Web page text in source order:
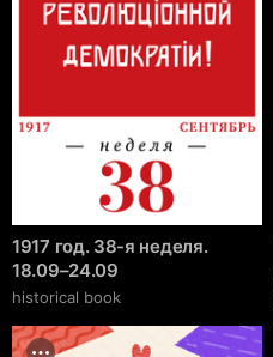
1917 год. 38-я неделя.
18.09–24.09
historical book